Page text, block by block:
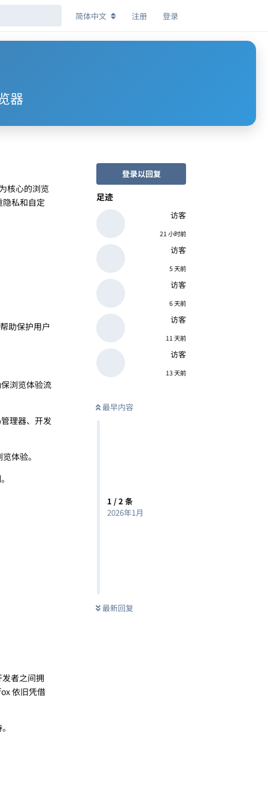
简体中文 注册 登录
器
登录以回复
足迹
访客
21 小时前
访客
5 天前
访客
6 天前
访客
11 天前
访客
13 天前
最早内容
1 /2 条
2026年1月
最新回复
核心的浏览
私和自定
助保护用户
浏览体验流
理器、开发
体验。
者之间拥
依旧凭借